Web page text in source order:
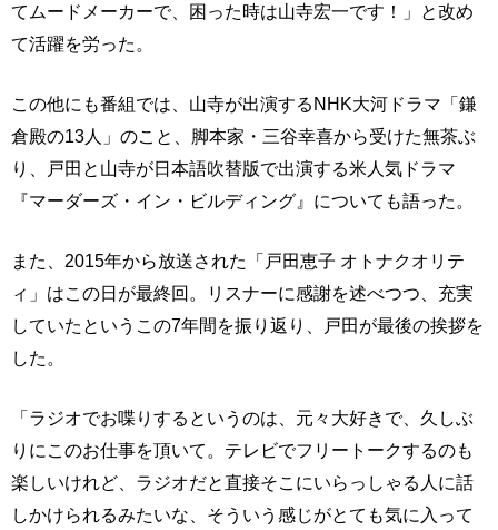
てムードメーカーで、困った時は山寺宏一です！」と改め
て活躍を労った。
この他にも番組では、山寺が出演するNHK大河ドラマ「鎌
倉殿の13人」のこと、脚本家・三谷幸喜から受けた無茶ぶ
り、戸田と山寺が日本語吹替版で出演する米人気ドラマ
『マーダーズ・イン・ビルディング』についても語った。
また、2015年から放送された「戸田恵子 オトナクオリテ
ィ」はこの日が最終回。リスナーに感謝を述べつつ、充実
していたというこの7年間を振り返り、戸田が最後の挨拶を
した。
「ラジオでお喋りするというのは、元々大好きで、久しぶ
りにこのお仕事を頂いて。テレビでフリートークするのも
楽しいけれど、ラジオだと直接そこにいらっしゃる人に話
しかけられるみたいな、そういう感じがとても気に入って